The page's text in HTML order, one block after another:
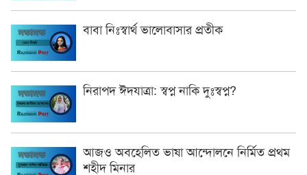
বাবা নিঃস্বার্থ ভালোবাসার প্রতীক
নিরাপদ ঈদযাত্রা: স্বপ্ন নাকি দুঃস্বপ্ন?
আজও অবহেলিত ভাষা আন্দোলনে নির্মিত প্রথম
শহীদ মিনার